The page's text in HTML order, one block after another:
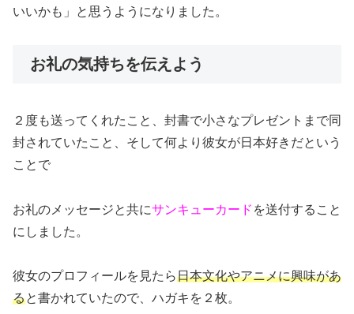
いいかも」と思うようになりました。
お礼の気持ちを伝えよう
２度も送ってくれたこと、封書で小さなプレゼントまで同
封されていたこと、そして何より彼女が日本好きだという
ことで
お礼のメッセージと共にサンキューカード を送付すること
にしました。
彼女のプロフィールを見たら日本文化やアニメに興味があ
ると書かれていたので、ハガキを２枚。